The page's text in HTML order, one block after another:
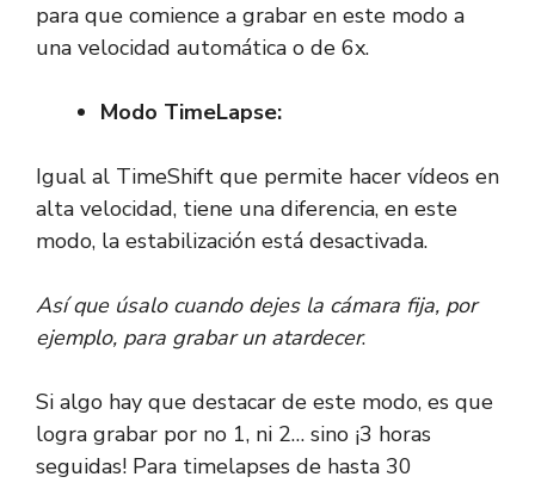
para que comience a grabar en este modo a
una velocidad automática o de 6x.
Modo TimeLapse:
Igual al TimeShift que permite hacer vídeos en
alta velocidad, tiene una diferencia, en este
modo, la estabilización está desactivada.
Así que úsalo cuando dejes la cámara fija, por
ejemplo, para grabar un atardecer.
Si algo hay que destacar de este modo, es que
logra grabar por no 1, ni 2… sino ¡3 horas
seguidas! Para timelapses de hasta 30